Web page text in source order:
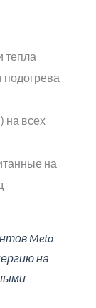
тепла
подогрева
на всех
на
Meto
на